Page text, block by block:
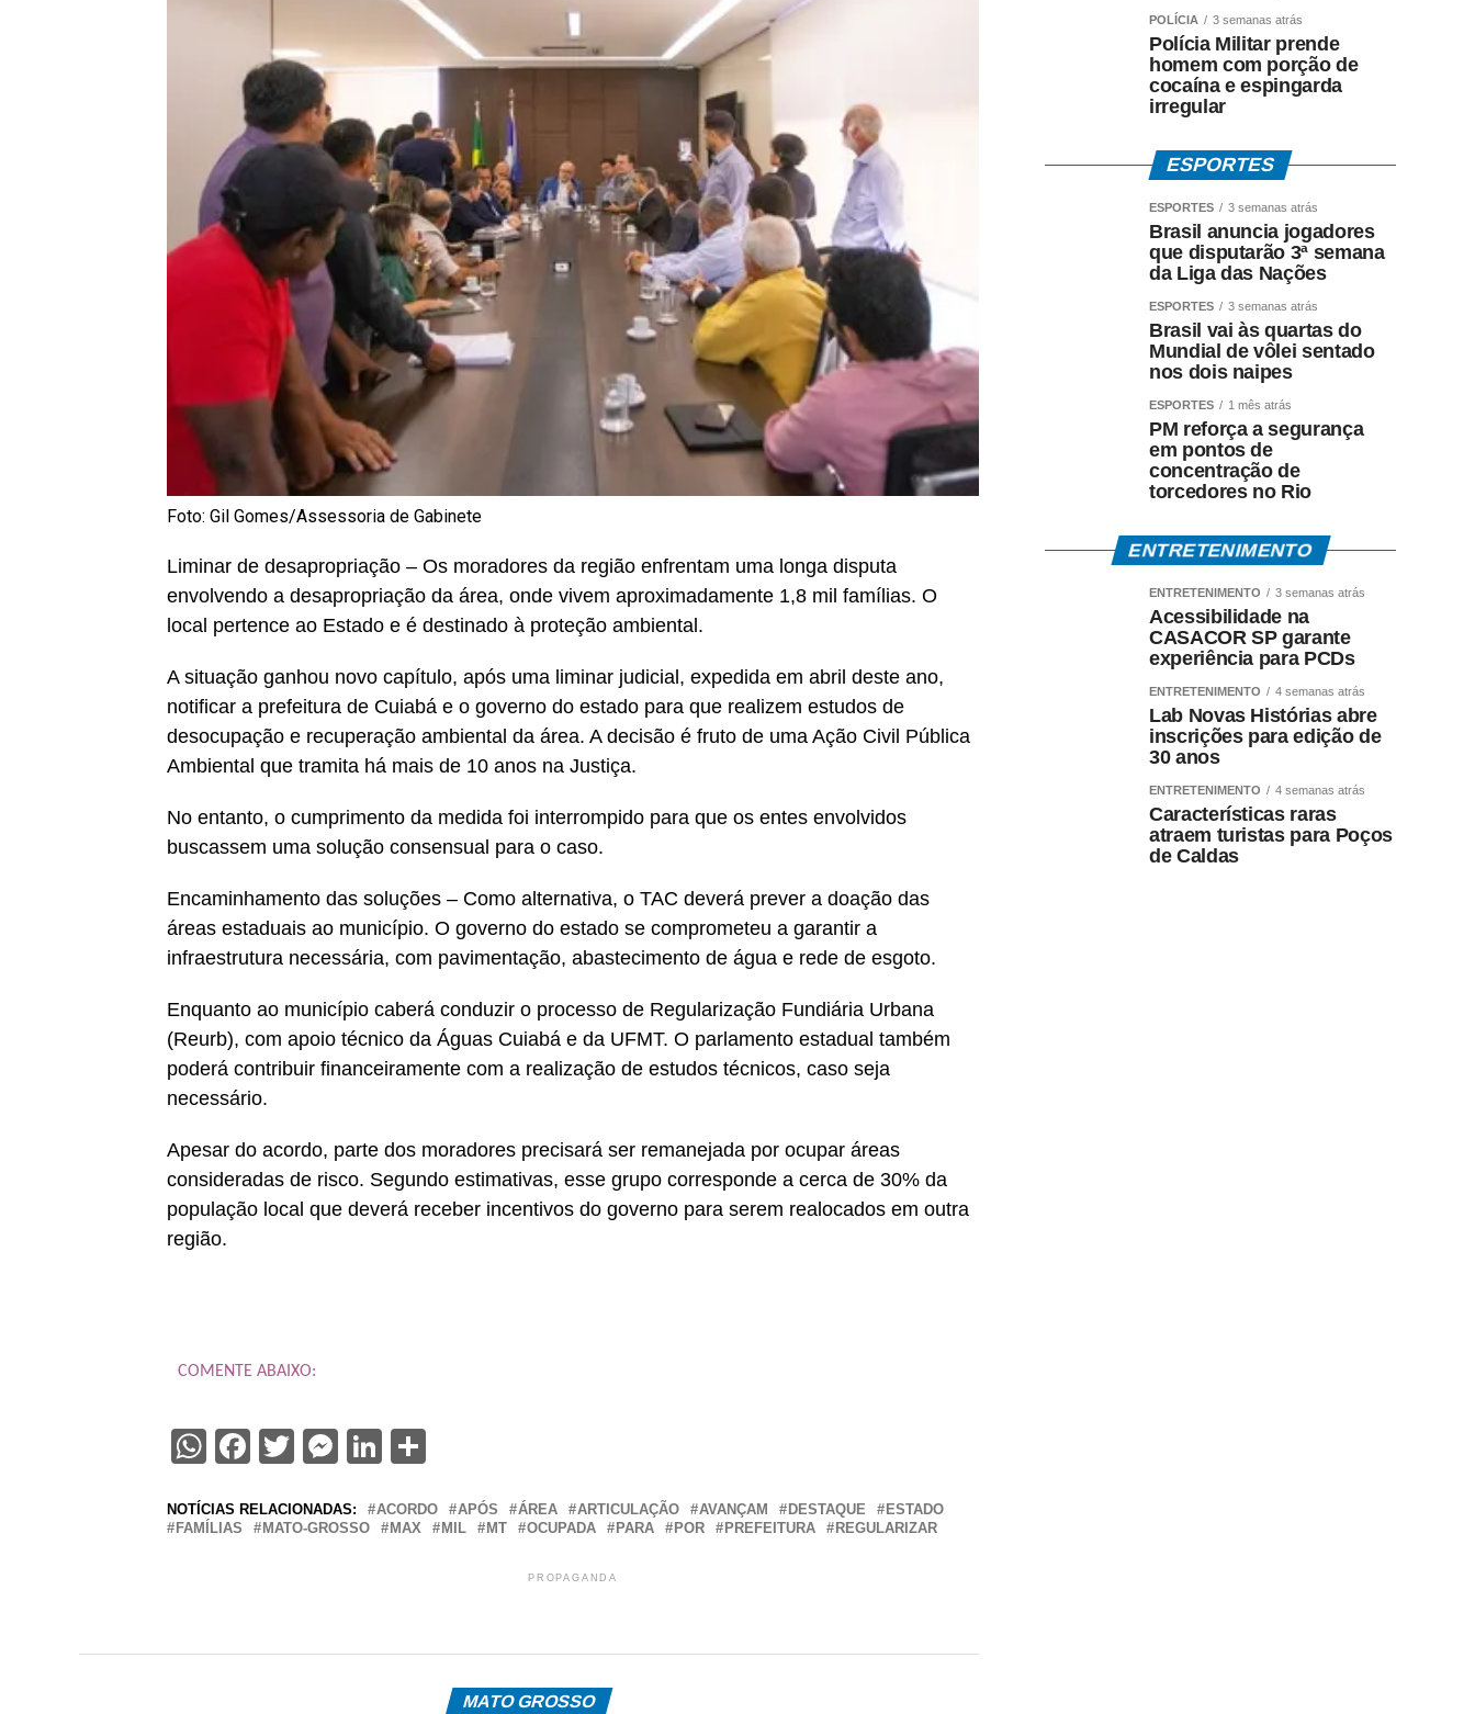
Foto: Gil Gomes/Assessoria de Gabinete
Liminar de desapropriação – Os moradores da região enfrentam uma longa disputa
envolvendo a desapropriação da área, onde vivem aproximadamente 1,8 mil famílias. O
local pertence ao Estado e é destinado à proteção ambiental.
A situação ganhou novo capítulo, após uma liminar judicial, expedida em abril deste ano,
notificar a prefeitura de Cuiabá e o governo do estado para que realizem estudos de
desocupação e recuperação ambiental da área. A decisão é fruto de uma Ação Civil Pública
Ambiental que tramita há mais de 10 anos na Justiça.
No entanto, o cumprimento da medida foi interrompido para que os entes envolvidos
buscassem uma solução consensual para o caso.
Encaminhamento das soluções – Como alternativa, o TAC deverá prever a doação das
áreas estaduais ao município. O governo do estado se comprometeu a garantir a
infraestrutura necessária, com pavimentação, abastecimento de água e rede de esgoto.
Enquanto ao município caberá conduzir o processo de Regularização Fundiária Urbana
(Reurb), com apoio técnico da Águas Cuiabá e da UFMT. O parlamento estadual também
poderá contribuir financeiramente com a realização de estudos técnicos, caso seja
necessário.
Apesar do acordo, parte dos moradores precisará ser remanejada por ocupar áreas
consideradas de risco. Segundo estimativas, esse grupo corresponde a cerca de 30% da
população local que deverá receber incentivos do governo para serem realocados em outra
região.
COMENTE ABAIXO:
WhatsApp
Facebook
Twitter
Messenger
LinkedIn
NOTÍCIAS RELACIONADAS: ACORDO APÓS ÁREA ARTICULAÇÃO AVANÇAM DESTAQUE
ESTADO
FAMÍLIAS
MATO-GROSSO MAX MIL MT OCUPADA PARA POR PREFEITURA REGULARIZAR
PROPAGANDA
MATO GROSSO
POLÍCIA 3 semanas atrás
Polícia Militar prende
homem com porção de
cocaína e espingarda
irregular
ESPORTES
ESPORTES 3 semanas atrás
Brasil anuncia jogadores
que disputarão 3ª semana
da Liga das Nações
ESPORTES 3 semanas atrás
Brasil vai às quartas do
Mundial de vôlei sentado
nos dois naipes
ESPORTES 1 mês atrás
PM reforça a segurança
em pontos de
concentração de
torcedores no Rio
ENTRETENIMENTO
ENTRETENIMENTO 3 semanas atrás
Acessibilidade na
CASACOR SP garante
experiência para PCDs
ENTRETENIMENTO 4 semanas atrás
Lab Novas Histórias abre
inscrições para edição de
30 anos
ENTRETENIMENTO 4 semanas atrás
Características raras
atraem turistas para Poços
de Caldas